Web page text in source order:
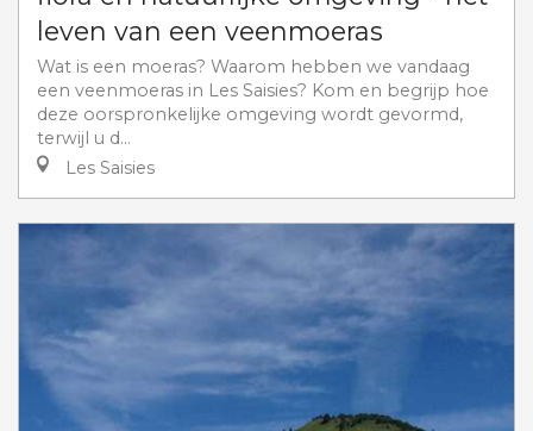
leven van een veenmoeras
Wat is een moeras? Waarom hebben we vandaag
een veenmoeras in Les Saisies? Kom en begrijp hoe
deze oorspronkelijke omgeving wordt gevormd,
terwijl u d...
Les Saisies